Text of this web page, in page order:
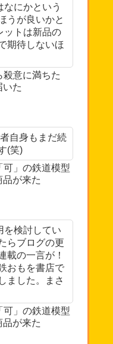
なにかという
うが良いかと
ットは新品の
期待しないほ
意に満ちた
いた
自身もまだ続
(笑)
可」の鉄道模型
が来た
を検討してい
らブログの更
載の一言が！
おもを書店で
ました。まさ
可」の鉄道模型
が来た